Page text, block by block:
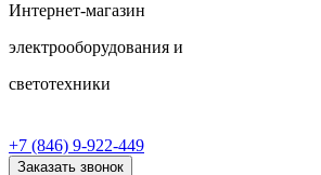
Интернет-магазин
электрооборудования и
светотехники
+7 (846) 9-922-449
Заказать звонок